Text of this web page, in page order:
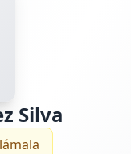
Silva